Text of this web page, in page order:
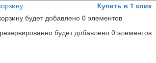
Купить в 1 клик
будет добавлено 0 элементов
будет добавлено0 элементов